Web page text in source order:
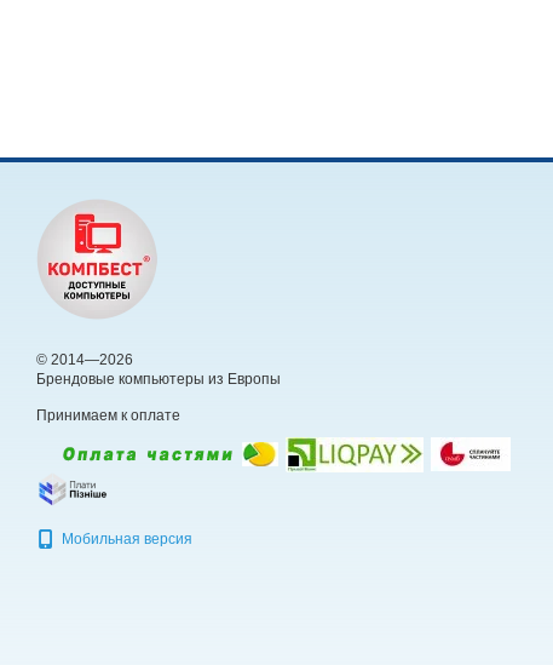
© 2014—2026
Брендовые компьютеры из Европы
Принимаем к оплате
Мобильная версия